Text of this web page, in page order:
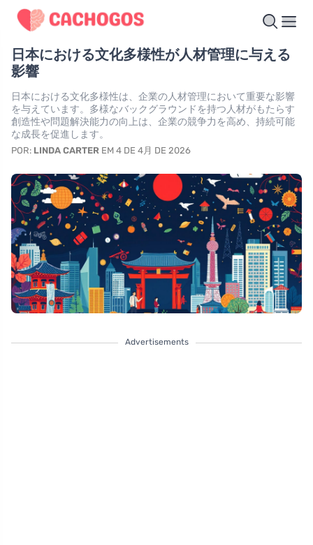
日本における文化多様性が人材管理に与える
影響
日本における文化多様性は、企業の人材管理において重要な影響
を与えています。多様なバックグラウンドを持つ人材がもたらす
創造性や問題解決能力の向上は、企業の競争力を高め、持続可能
な成長を促進します。
POR: LINDA CARTER EM 4 DE 4月 DE 2026
Advertisements